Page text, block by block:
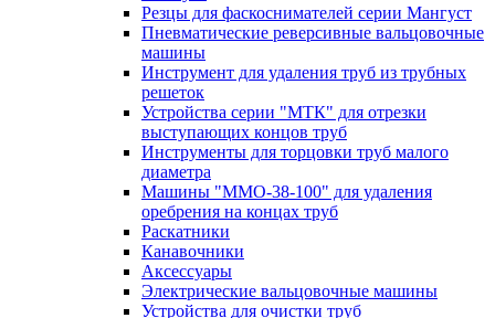
Резцы для фаскоснимателей серии Мангуст
Пневматические реверсивные вальцовочные
машины
Инструмент для удаления труб из трубных
решеток
Устройства серии "МТК" для отрезки
выступающих концов труб
Инструменты для торцовки труб малого
диаметра
Машины "ММО-38-100" для удаления
оребрения на концах труб
Раскатники
Канавочники
Аксессуары
Электрические вальцовочные машины
Устройства для очистки труб